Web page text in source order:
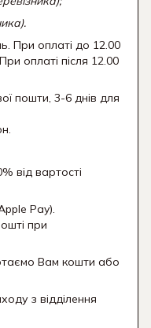
При оплаті до 12.00
оплаті після 12.00
пошти, 3-6 днів для
від вартості
Pay).
при
Вам кошти або
з відділення